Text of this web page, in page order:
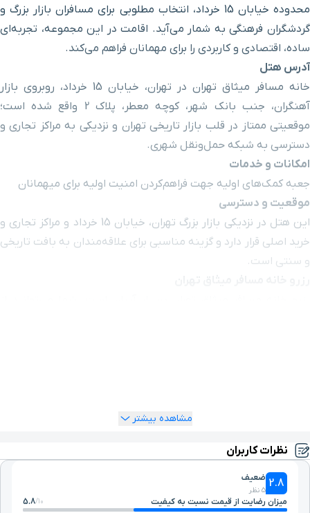
محدوده خیابان 15 خرداد، انتخاب مطلوبی برای مسافران بازار بزرگ و
گردشگران فرهنگی به شمار می‌آید. اقامت در این مجموعه، تجربه‌ای
ساده، اقتصادی و کاربردی را برای مهمانان فراهم می‌کند.
آدرس هتل
خانه مسافر میثاق تهران در تهران، خیابان 15 خرداد، روبروی بازار
آهنگران، جنب بانک شهر، کوچه معطر، پلاک 2 واقع شده است؛
موقعیتی ممتاز در قلب بازار تاریخی تهران و نزدیکی به مراکز تجاری و
دسترسی به شبکه حمل‌ونقل شهری.
امکانات و خدمات
جعبه کمک‌های اولیه جهت فراهم‌کردن امنیت اولیه برای میهمانان
موقعیت و دسترسی
این هتل در نزدیکی بازار بزرگ تهران، خیابان 15 خرداد و مراکز تجاری و
خرید اصلی قرار دارد و گزینه مناسبی برای علاقه‌مندان به بافت تاریخی
و سنتی است.
بگیرید و در سریع‌ترین زمان ممکن اتاق خود را رزرو کنید.
مشاهده بیشتر
نظرات کاربران
2.8 ضعیف
5 نظر
میزان رضایت از قیمت نسبت به کیفیت 10/
5.8